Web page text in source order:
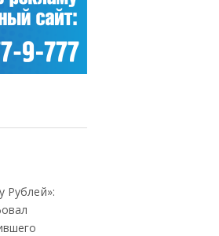
Рублей»: